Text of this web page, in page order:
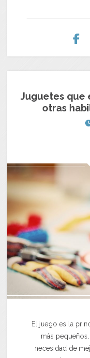
Juguetes que
otras
El juego es la
más
necesidad de